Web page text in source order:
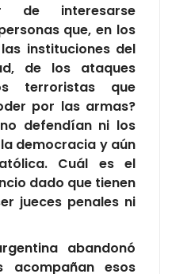
de interesarse
que, en los
instituciones del
de los ataques
terroristas que
por las armas?
defendían ni los
democracia y aún
Cuál es el
dado que tienen
jueces penales ni
abandonó
acompañan esos